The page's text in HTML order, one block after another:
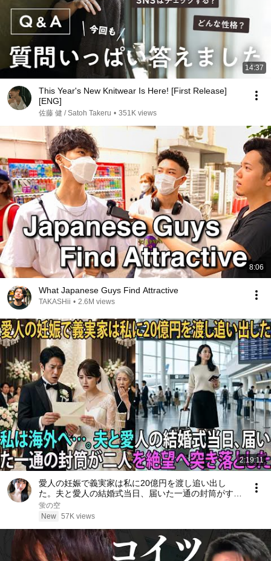
14:37
This Year's New Knitwear Is Here! [First Release]
[ENG]
佐藤 健 / Satoh Takeru • 351K views
8:06
What Japanese Guys Find Attractive
TAKASHii • 2.6M views
2:19:11
愛人の妊娠で義実家は私に20億円を渡し追い出し
た。夫と愛人の結婚式当日、届いた一通の封筒がすべ
てを終わらせた――| 感動する話 | スカッとする話
蛍の空
New 57K views